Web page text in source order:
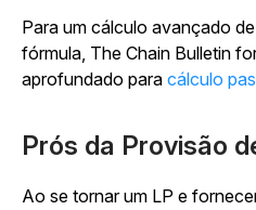
Para um cálculo avançado
fórmula, The Chain Bulletin
aprofundado para cálculo
Prós da Provisão
Ao se tornar um LP e